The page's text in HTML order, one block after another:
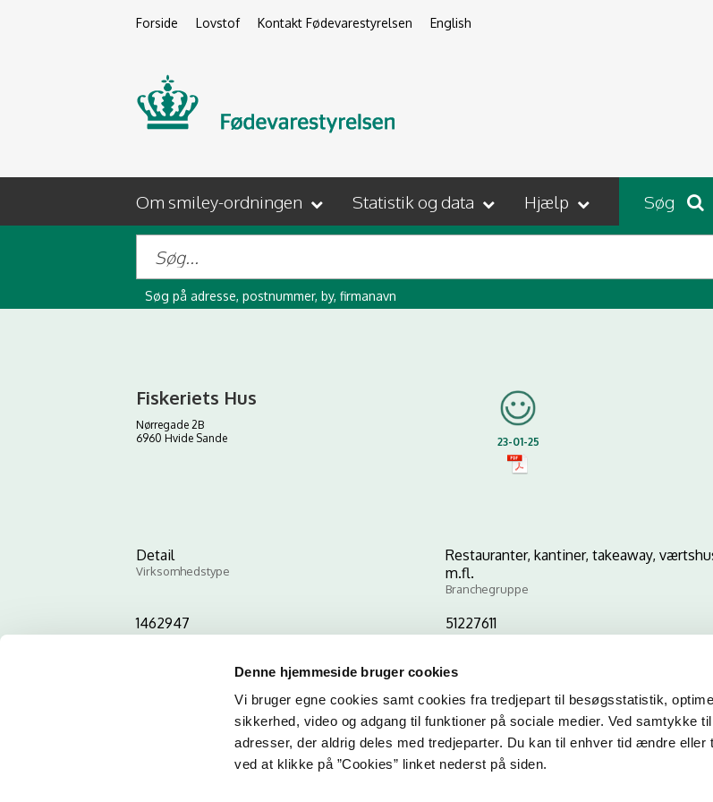
Denne hjemmeside bruger cookies
Vi bruger egne cookies samt cookies fra tredjepart til besøgsstatistik,
sikkerhed, video og adgang til funktioner på sociale medier. Ved samtykke
adresser, der aldrig deles med tredjeparter. Du kan til enhver tid ændre
ved at klikke på ”Cookies” linket nederst på siden.
Forside Lovstof Kontakt Fødevarestyrelsen English
Om smiley-ordningen Statistik og data Hjælp Søg
Søg på adresse, postnummer, by, firmanavn
Fiskeriets Hus
Nørregade 2B
6960 Hvide Sande
23-01-25
Detail
Virksomhedstype
Restauranter, kantiner, takeaway,
m.fl.
Branchegruppe
1462947
ID-nummer
51227611
CVR-nr
Kopier link til at indsætte på virksomhedens